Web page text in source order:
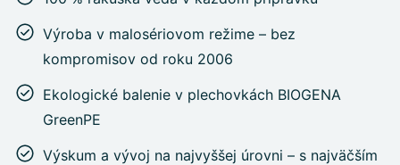
Výroba v malosériovom režime – bez
kompromisov od roku 2006
Ekologické balenie v plechovkách BIOGENA
GreenPE
Výskum a vývoj na najvyššej úrovni – s najväčším